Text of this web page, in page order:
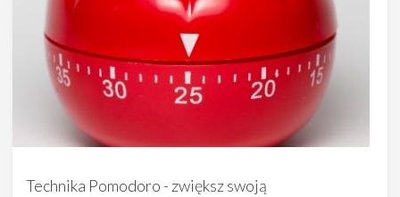
Technika Pomodoro - zwiększ swoją